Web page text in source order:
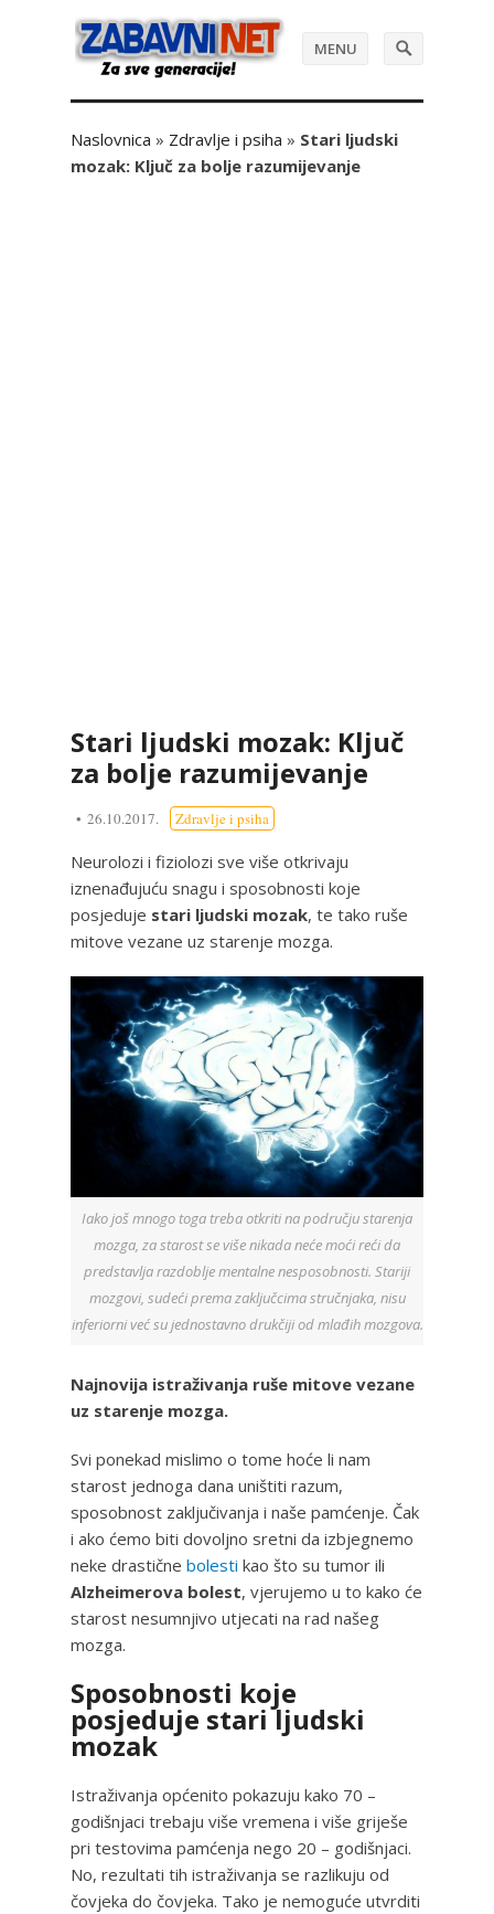
MENU
Naslovnica » Zdravlje i psiha » Stari ljudski
mozak: Ključ za bolje razumijevanje
Stari ljudski mozak: Ključ
za bolje razumijevanje
26.10.2017. Zdravlje i psiha
Neurolozi i fiziolozi sve više otkrivaju
iznenađujuću snagu i sposobnosti koje
posjeduje stari ljudski mozak, te tako ruše
mitove vezane uz starenje mozga.
Iako još mnogo toga treba otkriti na području starenja
mozga, za starost se više nikada neće moći reći da
predstavlja razdoblje mentalne nesposobnosti. Stariji
mozgovi, sudeći prema zaključcima stručnjaka, nisu
inferiorni već su jednostavno drukčiji od mlađih mozgova.
Najnovija istraživanja ruše mitove vezane
uz starenje mozga.
Svi ponekad mislimo o tome hoće li nam
starost jednoga dana uništiti razum,
sposobnost zaključivanja i naše pamćenje. Čak
i ako ćemo biti dovoljno sretni da izbjegnemo
neke drastične bolesti kao što su tumor ili
Alzheimerova bolest, vjerujemo u to kako će
starost nesumnjivo utjecati na rad našeg
mozga.
Sposobnosti koje
posjeduje stari ljudski
mozak
Istraživanja općenito pokazuju kako 70 –
godišnjaci trebaju više vremena i više griješe
pri testovima pamćenja nego 20 – godišnjaci.
No, rezultati tih istraživanja se razlikuju od
čovjeka do čovjeka. Tako je nemoguće utvrditi